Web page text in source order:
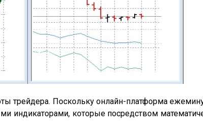
трейдера. Поскольку онлайн-платформа
индикаторами, которые посредством